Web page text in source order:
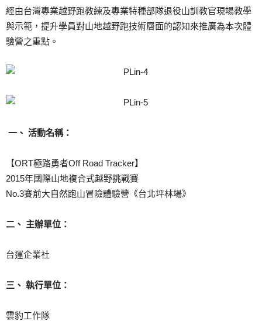
經由台灣專業越野跑教練及專業特種部隊退役山訓教官現場教學
與示範，提升學員對山地越野跑技術層面的認知來推廣為本次體
驗營之重點。
一、 活動名稱：
【ORT極路勇者Off Road Tracker】
2015年國際山地複合式越野挑戰賽
No.3賽前大自然跑山冒險體驗營《台北坪林場》
二、 主辦單位：
台運企業社
三、 執行單位：
雲豹工作隊